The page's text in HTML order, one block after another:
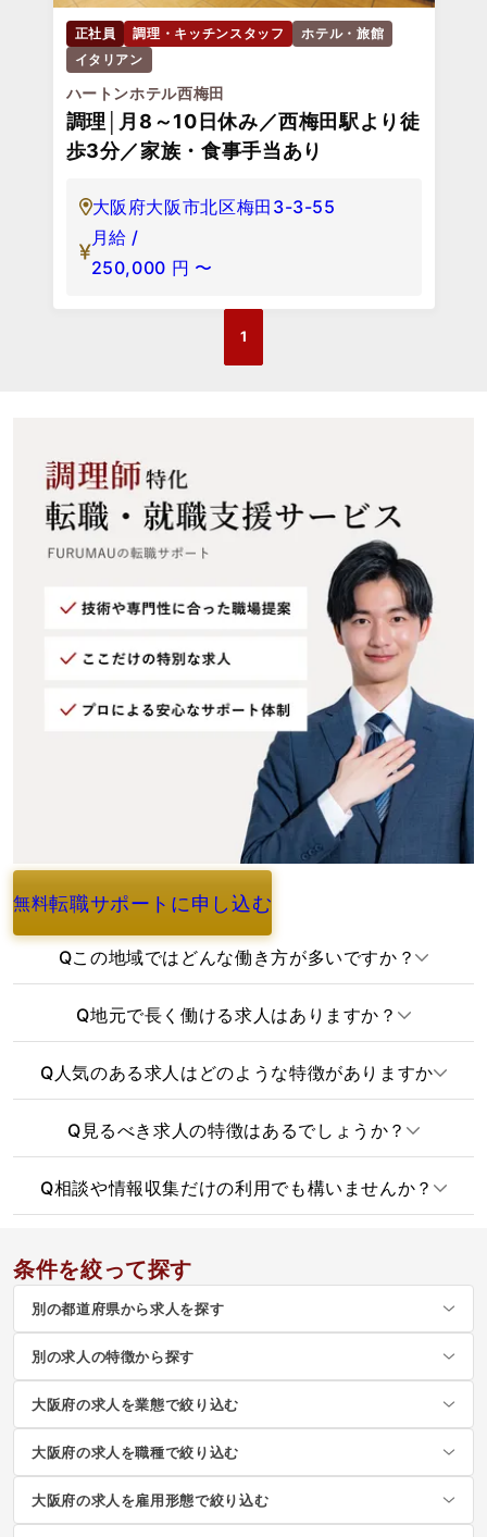
正社員 調理・キッチンスタッフ
ホテル・旅館
イタリアン
ハートンホテル西梅田
調理│月8～10日休み／西梅田駅より徒
歩3分／家族・食事手当あり
大阪府大阪市北区梅田3-3-55
月給 /
250,000 円 〜
1
無料転職サポートに申し込む
よくあるご質問
Qこの地域ではどんな働き方が多いですか？
Q地元で長く働ける求人はありますか？
Q人気のある求人はどのような特徴がありますか
Q 見るべき求人の特徴はあるでしょうか？
Q相談や情報収集だけの利用でも構いませんか？
条件を絞って探す
別の都道府県から求人を探す
別の求人の特徴から探す
大阪府の求人を業態で絞り込む
大阪府の求人を職種で絞り込む
大阪府の求人を雇用形態で絞り込む